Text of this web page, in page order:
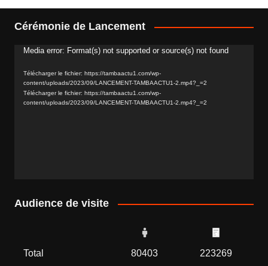
Cérémonie de Lancement
Lecteur
Media error: Format(s) not supported or source(s) not found
Télécharger le fichier: https://tambaactu1.com/wp-
content/uploads/2023/09/LANCEMENT-TAMBAACTU1-2.mp4?_=2
Télécharger le fichier: https://tambaactu1.com/wp-
content/uploads/2023/09/LANCEMENT-TAMBAACTU1-2.mp4?_=2
Audience de visite
Total 80403 223269